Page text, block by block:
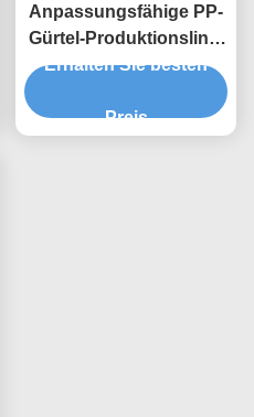
Anpassungsfähige PP-
Gürtel-Produktionslinie
für verschiedene
Erhalten Sie besten
Preis